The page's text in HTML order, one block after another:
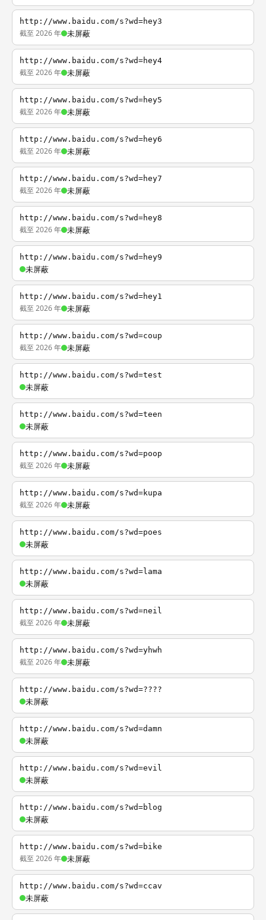
http://www.baidu.com/s?wd=hey3
截至 2026 年 未屏蔽
http://www.baidu.com/s?wd=hey4
截至 2026 年 未屏蔽
http://www.baidu.com/s?wd=hey5
截至 2026 年 未屏蔽
http://www.baidu.com/s?wd=hey6
截至 2026 年 未屏蔽
http://www.baidu.com/s?wd=hey7
截至 2026 年 未屏蔽
http://www.baidu.com/s?wd=hey8
截至 2026 年 未屏蔽
http://www.baidu.com/s?wd=hey9
未屏蔽
http://www.baidu.com/s?wd=hey1
截至 2026 年 未屏蔽
http://www.baidu.com/s?wd=coup
截至 2026 年 未屏蔽
http://www.baidu.com/s?wd=test
未屏蔽
http://www.baidu.com/s?wd=teen
未屏蔽
http://www.baidu.com/s?wd=poop
截至 2026 年 未屏蔽
http://www.baidu.com/s?wd=kupa
截至 2026 年 未屏蔽
http://www.baidu.com/s?wd=poes
未屏蔽
http://www.baidu.com/s?wd=lama
未屏蔽
http://www.baidu.com/s?wd=neil
截至 2026 年 未屏蔽
http://www.baidu.com/s?wd=yhwh
截至 2026 年 未屏蔽
http://www.baidu.com/s?wd=????
未屏蔽
http://www.baidu.com/s?wd=damn
未屏蔽
http://www.baidu.com/s?wd=evil
未屏蔽
http://www.baidu.com/s?wd=blog
未屏蔽
http://www.baidu.com/s?wd=bike
截至 2026 年 未屏蔽
http://www.baidu.com/s?wd=ccav
未屏蔽